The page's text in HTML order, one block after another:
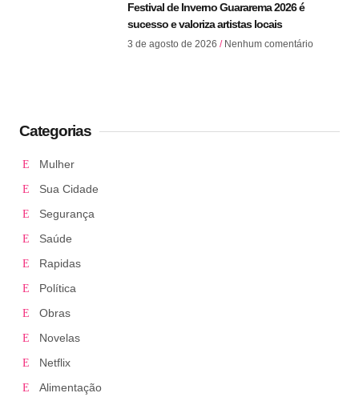
Festival de Inverno Guararema 2026 é
sucesso e valoriza artistas locais
3 de agosto de 2026 Nenhum comentário
Categorias
Mulher
Sua Cidade
Segurança
Saúde
Rapidas
Política
Obras
Novelas
Netflix
Alimentação